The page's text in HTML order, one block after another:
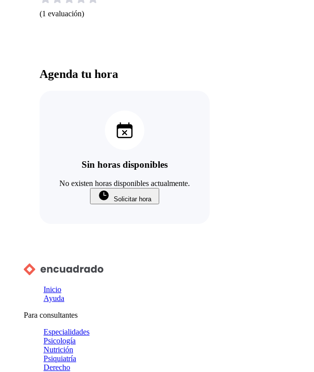
(1 evaluación)
Agenda tu hora
Sin horas disponibles
No existen horas disponibles actualmente.
Solicitar hora
Inicio
Ayuda
Para consultantes
Especialidades
Psicología
Nutrición
Psiquiatría
Derecho